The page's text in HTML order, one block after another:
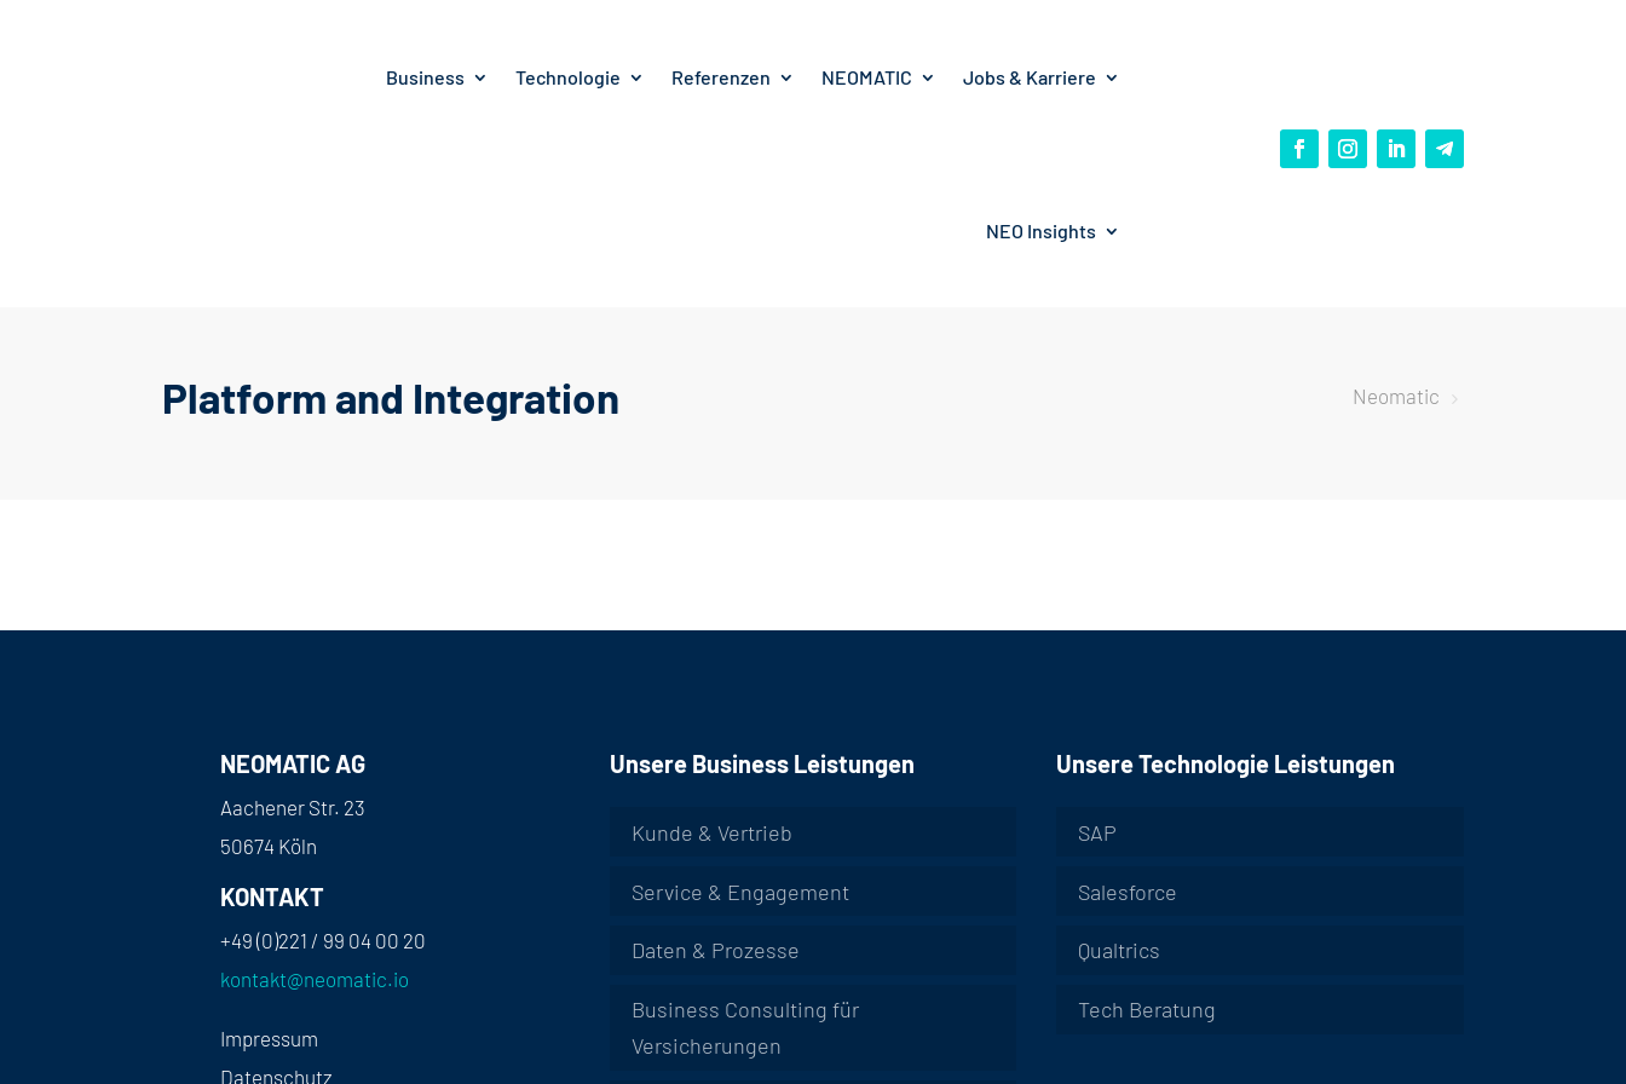
Business Technologie Referenzen NEOMATIC Jobs & Karriere
NEO Insights
Platform and Integration Neomatic 5
NEOMATIC AG
Aachener Str. 23
50674 Köln
KONTAKT
+49 (0)221 / 99 04 00 20
kontakt@neomatic.io
Impressum
Datenschutz
Unsere Business Leistungen
Kunde & Vertrieb
Service & Engagement
Daten & Prozesse
Business Consulting für
Versicherungen
Unsere Technologie Leistungen
SAP
Salesforce
Qualtrics
Tech Beratung